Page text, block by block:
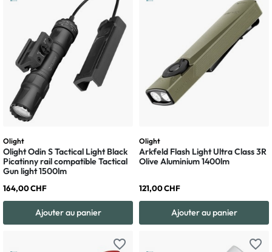
Olight
Olight Odin S Tactical Light Black
Picatinny rail compatible Tactical
Gun light 1500lm
164,00 CHF
Ajouter au panier
Olight
Arkfeld Flash Light Ultra Class 3R
Olive Aluminium 1400lm
121,00 CHF
Ajouter au panier
favorite_border favorite_border